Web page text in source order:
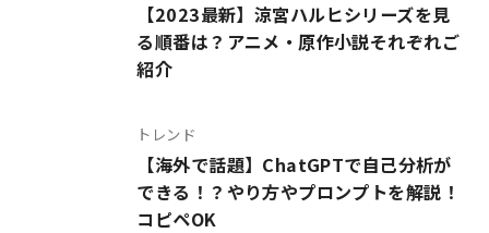
【2023最新】涼宮ハルヒシリーズを見
る順番は？アニメ・原作小説それぞれご
紹介
トレンド
【海外で話題】ChatGPTで自己分析が
できる！？やり方やプロンプトを解説！
コピペOK